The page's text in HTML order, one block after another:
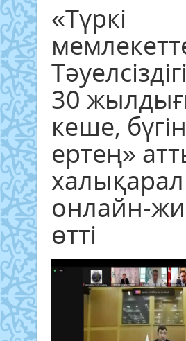
«Түркі
30
кеше,
ертең»
онлайн-
өтті